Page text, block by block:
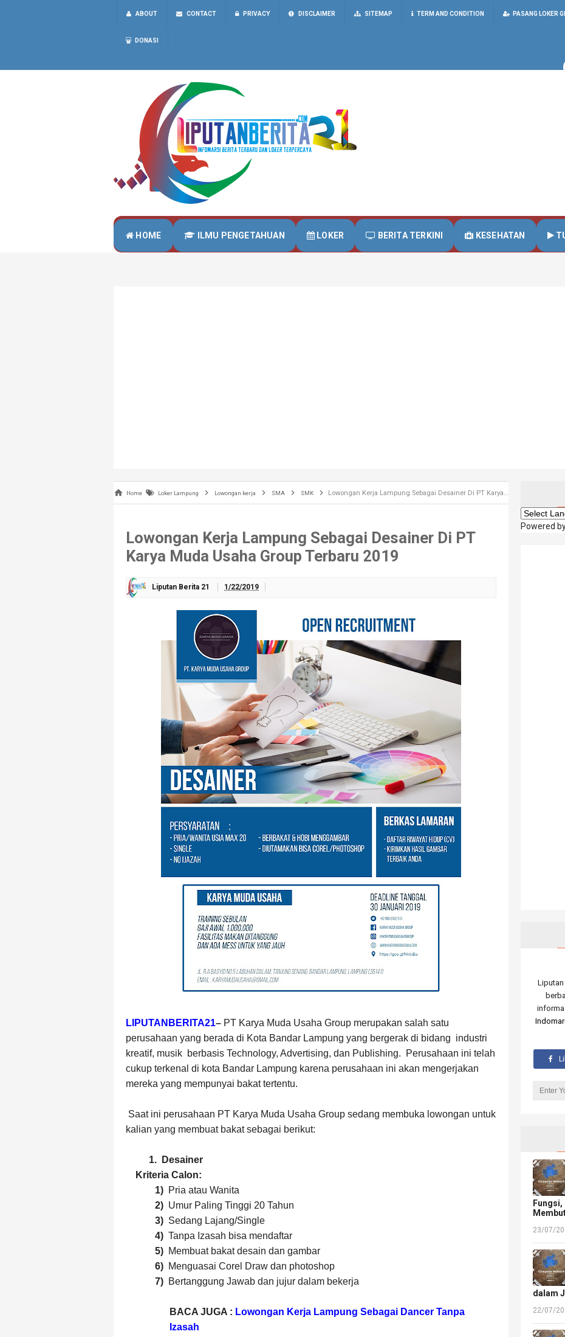
ABOUT CONTACT PRIVACY DISCLAIMER SITEMAP TERM AND CONDITION PASANG LOKER
DONASI
HOME ILMU PENGETAHUAN LOKER BERITA TERKINI KESEHATAN
Home Loker Lampung Lowongan kerja SMA SMK Lowongan Kerja Lampung Sebagai Desainer Di PT Karya Muda Usaha Group Terbaru 2019
Lowongan Kerja Lampung Sebagai Desainer Di PT
Karya Muda Usaha Group Terbaru 2019
Liputan Berita 21 1/22/2019
LIPUTANBERITA21– PT Karya Muda Usaha Group merupakan salah satu
perusahaan yang berada di Kota Bandar Lampung yang bergerak di bidang industri
kreatif, musik berbasis Technology, Advertising, dan Publishing.
Perusahaan ini telah
cukup terkenal di kota Bandar Lampung karena perusahaan ini akan mengerjakan
mereka yang mempunyai bakat tertentu.
Saat ini perusahaan PT Karya Muda Usaha Group sedang membuka lowongan untuk
kalian yang membuat bakat sebagai berikut:
1.
Desainer
Kriteria Calon:
1) Pria atau Wanita
2) Umur Paling Tinggi 20 Tahun
3) Sedang Lajang/Single
4) Tanpa Izasah bisa mendaftar
5) Membuat bakat desain dan gambar
6) Menguasai Corel Draw dan photoshop
7) Bertanggung Jawab dan jujur dalam bekerja
BACA JUGA : Lowongan Kerja Lampung Sebagai Dancer Tanpa
Izasah
Powered
Liputan
23/07/
dalam
22/07/